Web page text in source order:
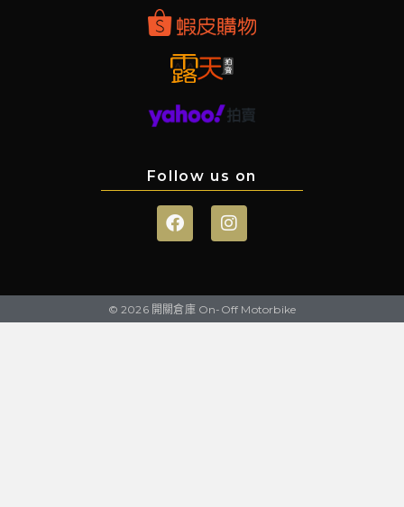
Follow us on
© 2026 開關倉庫 On-Off Motorbike